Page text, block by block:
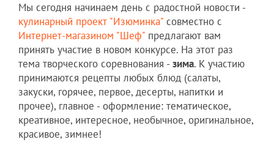
Мы сегодня начинаем день с радостной новости -
кулинарный проект "Изюминка" совместно с
Интернет-магазином "Шеф" предлагают вам
принять участие в новом конкурсе. На этот раз
тема творческого соревнования - зима. К участию
принимаются рецепты любых блюд (салаты,
закуски, горячее, первое, десерты, напитки и
прочее), главное - оформление: тематическое,
креативное, интересное, необычное, оригинальное,
красивое, зимнее!